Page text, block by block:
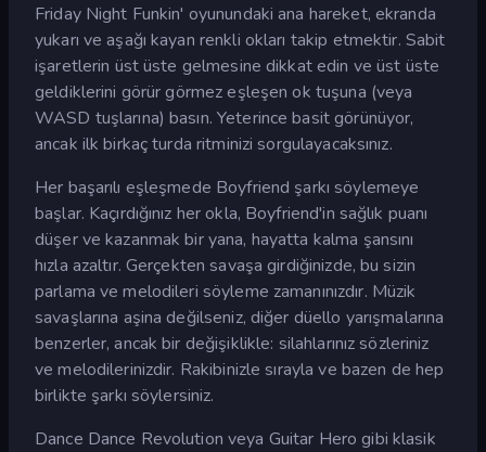
Friday Night Funkin' oyunundaki ana hareket, ekranda
yukarı ve aşağı kayan renkli okları takip etmektir. Sabit
işaretlerin üst üste gelmesine dikkat edin ve üst üste
geldiklerini görür görmez eşleşen ok tuşuna (veya
WASD tuşlarına) basın. Yeterince basit görünüyor,
ancak ilk birkaç turda ritminizi sorgulayacaksınız.
Her başarılı eşleşmede Boyfriend şarkı söylemeye
başlar. Kaçırdığınız her okla, Boyfriend'in sağlık puanı
düşer ve kazanmak bir yana, hayatta kalma şansını
hızla azaltır. Gerçekten savaşa girdiğinizde, bu sizin
parlama ve melodileri söyleme zamanınızdır. Müzik
savaşlarına aşina değilseniz, diğer düello yarışmalarına
benzerler, ancak bir değişiklikle: silahlarınız sözleriniz
ve melodilerinizdir. Rakibinizle sırayla ve bazen de hep
birlikte şarkı söylersiniz.
Dance Dance Revolution veya Guitar Hero gibi klasik